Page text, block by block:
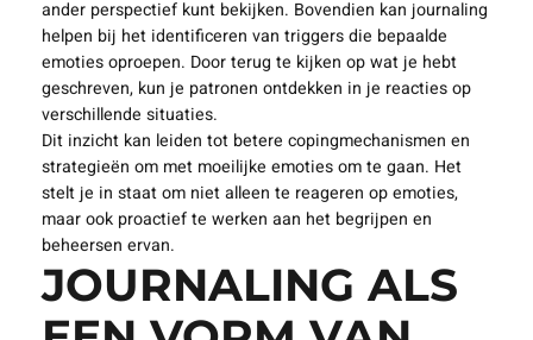
ander perspectief kunt bekijken. Bovendien kan journaling
helpen bij het identificeren van triggers die bepaalde
emoties oproepen. Door terug te kijken op wat je hebt
geschreven, kun je patronen ontdekken in je reacties op
verschillende situaties.
Dit inzicht kan leiden tot betere copingmechanismen en
strategieën om met moeilijke emoties om te gaan. Het
stelt je in staat om niet alleen te reageren op emoties,
maar ook proactief te werken aan het begrijpen en
beheersen ervan.
JOURNALING ALS